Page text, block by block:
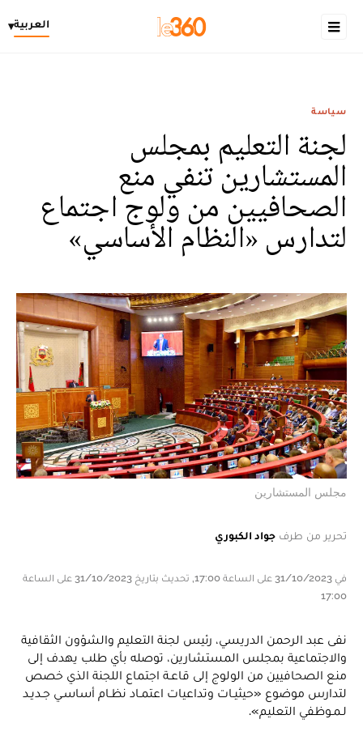
العربية▾
سياسة
لجنة التعليم بمجلس
المستشارين تنفي منع
الصحافيين من ولوج اجتماع
لتدارس «النظام الأساسي»
مجلس المستشارين
تحرير من طرف جواد الكبوري
في 31/10/2023 على الساعة 17:00, تحديث بتاريخ 31/10/2023 على الساعة
17:00
نفى عبد الرحمن الدريسي، رئيس لجنة التعليم والشؤون الثقافية
والاجتماعية بمجلس المستشارين، توصله بأي طلب يهدف إلى
منع الصحافيين من الولوج إلى قاعـة اجتماع اللجنة الذي خصص
لتدارس موضوع «حيثيـات وتداعيات اعتمـاد نظـام أساسـي جـديـد
لـمـوظفي التعليم».